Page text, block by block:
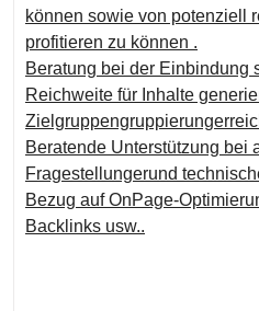
können sowie von potenziell
profitieren zu können .
Beratung bei der Einbindung
Reichweite für Inhalte
Beratende Unterstützung bei
Fragestellungerund
Bezug auf OnPage-
Backlinks usw..